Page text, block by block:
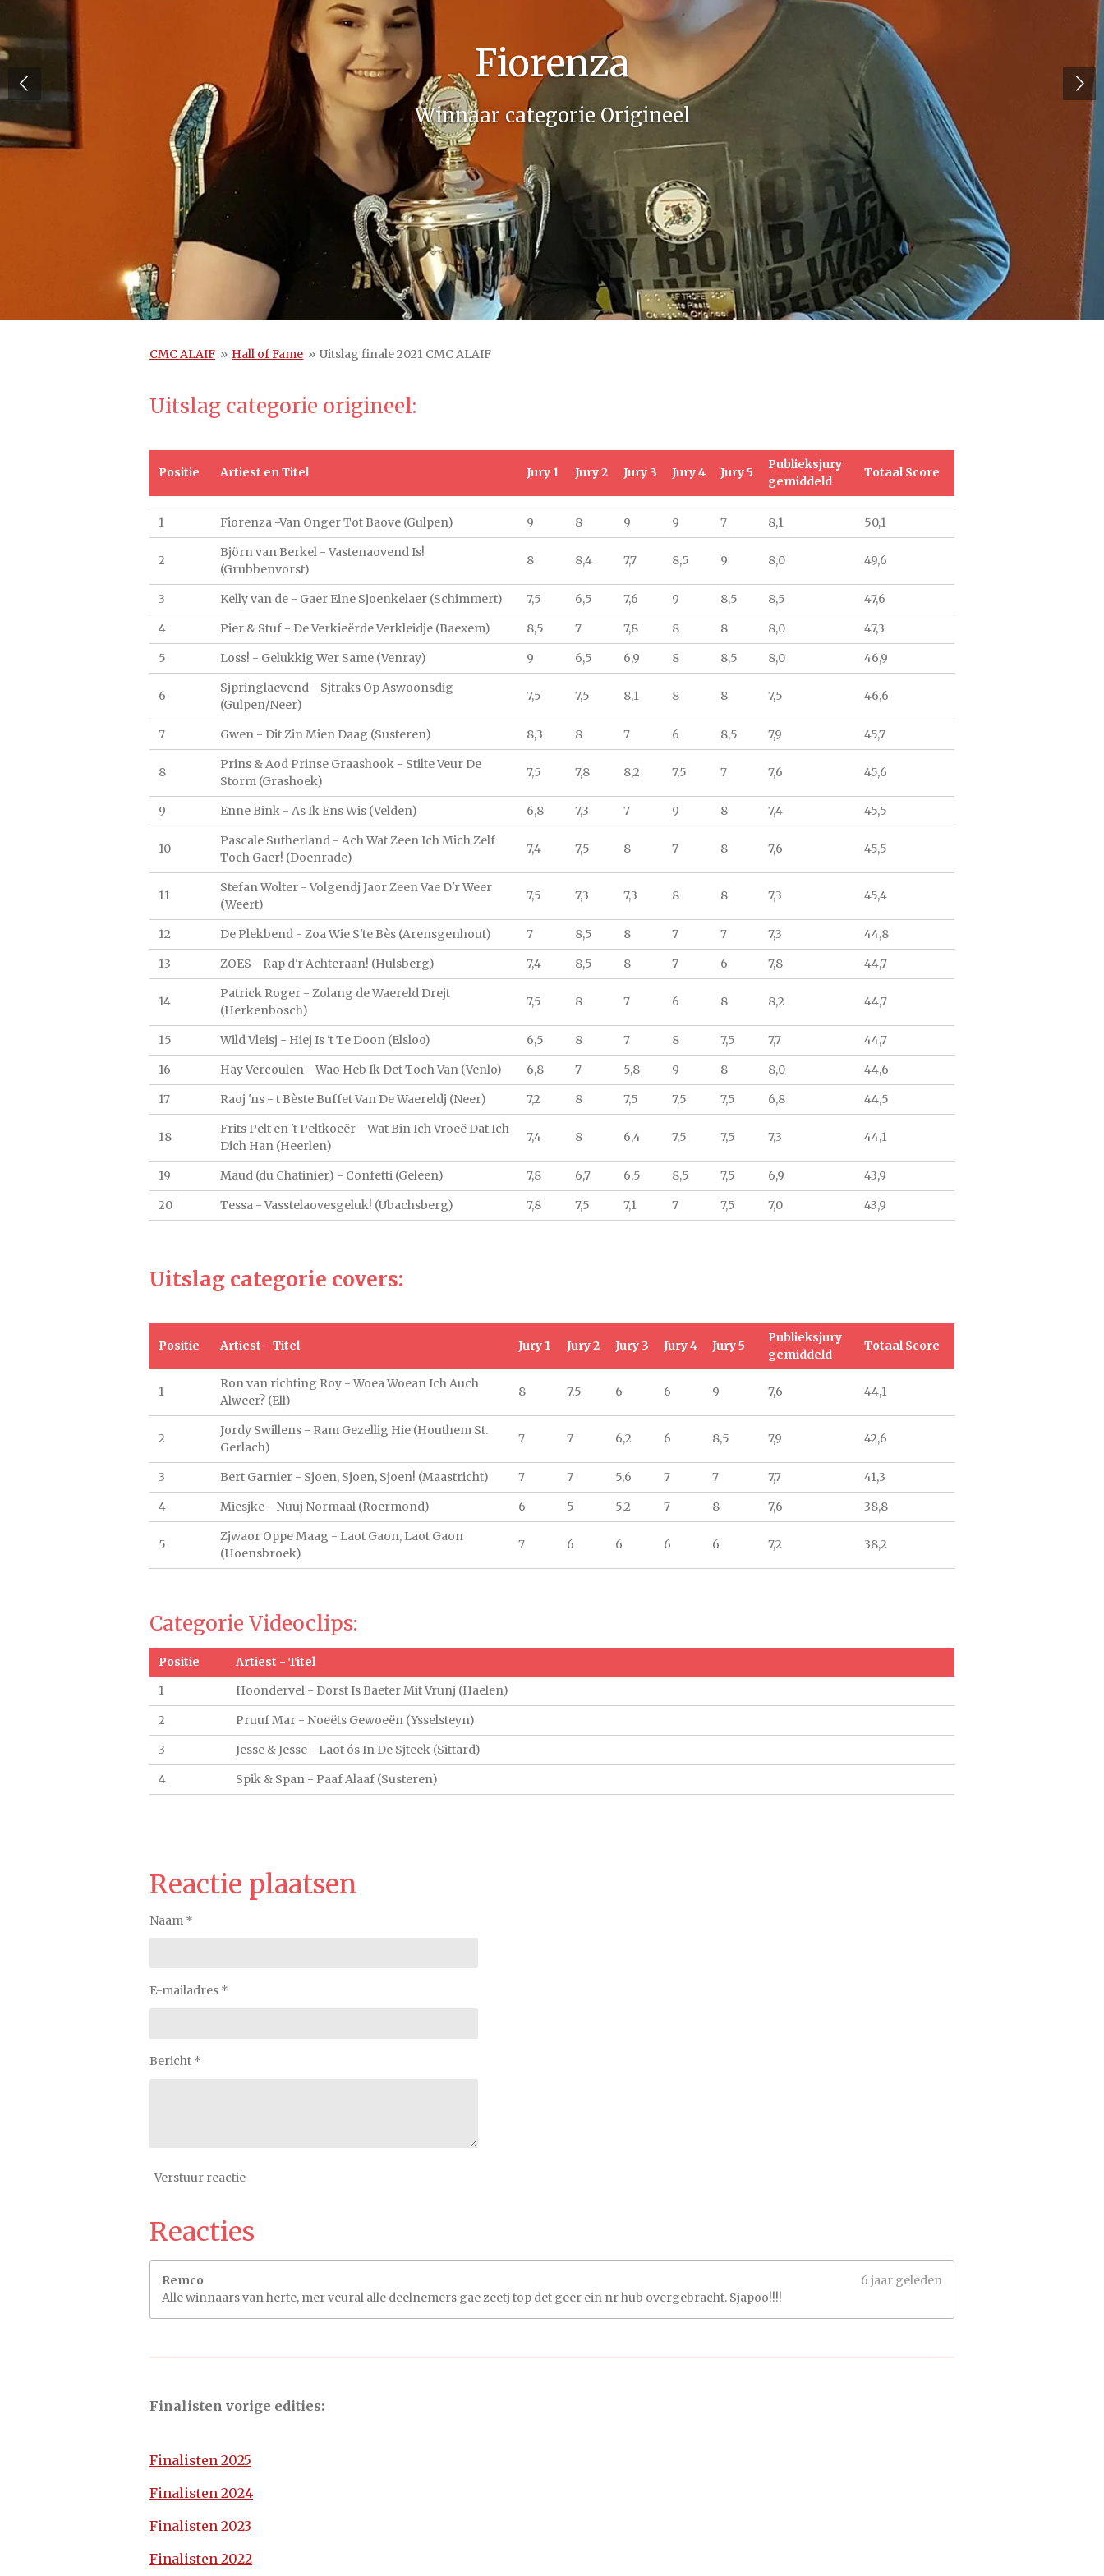
Fiorenza
Winnaar categorie Origineel
CMC ALAIF » Hall of Fame » Uitslag finale 2021 CMC ALAIF
Uitslag categorie origineel:
Positie Artiest en Titel Jury 1 Jury 2 Jury 3 Jury 4 Jury 5
Publieksjury
gemiddeld
Totaal Score
1 Fiorenza -Van Onger Tot Baove (Gulpen) 9 8 9 9 7 8,1 50,1
2
Björn van Berkel - Vastenaovend Is!
(Grubbenvorst)
8 8,4 7,7 8,5 9 8,0 49,6
3 Kelly van de - Gaer Eine Sjoenkelaer (Schimmert) 7,5 6,5 7,6 9 8,5 8,5
47,6
4
Pier & Stuf - De Verkieërde Verkleidje (Baexem) 8,5 7 7,8 8 8 8,0
47,3
5
Loss! - Gelukkig Wer Same (Venray) 9 6,5 6,9 8 8,5 8,0 46,9
6
Sjpringlaevend - Sjtraks Op Aswoonsdig
(Gulpen/Neer)
7,5 7,5 8,1 8 8 7,5 46,6
7 Gwen - Dit Zin Mien Daag (Susteren) 8,3 8 7 6 8,5 7,9 45,7
8
Prins & Aod Prinse Graashook - Stilte Veur De
Storm (Grashoek)
7,5 7,8 8,2 7,5 7 7,6 45,6
9 Enne Bink - As Ik Ens Wis (Velden) 6,8 7,3 7 9 8 7,4 45,5
10
Pascale Sutherland - Ach Wat Zeen Ich Mich Zelf
Toch Gaer! (Doenrade)
7,4 7,5 8 7 8 7,6 45,5
11
Stefan Wolter - Volgendj Jaor Zeen Vae D'r Weer
(Weert)
7,5 7,3 7,3 8 8 7,3 45,4
12 De Plekbend - Zoa Wie S'te Bès (Arensgenhout) 7 8,5 8 7 7 7,3
44,8
13
ZOES - Rap d'r Achteraan! (Hulsberg) 7,4 8,5 8 7 6 7,8 44,7
14
Patrick Roger - Zolang de Waereld Drejt
(Herkenbosch)
7,5 8 7 6 8 8,2 44,7
15 Wild Vleisj - Hiej Is 't Te Doon (Elsloo) 6,5 8 7 8 7,5 7,7
44,7
16
Hay Vercoulen - Wao Heb Ik Det Toch Van (Venlo) 6,8 7 5,8 9 8 8,0
44,6
17
Raoj 'ns - t Bèste Buffet Van De Waereldj (Neer) 7,2 8 7,5 7,5 7,5 6,8 44,5
18
Frits Pelt en 't Peltkoeër - Wat Bin Ich Vroeë Dat Ich
Dich Han (Heerlen)
7,4 8 6,4 7,5 7,5 7,3 44,1
19 Maud (du Chatinier) - Confetti (Geleen) 7,8 6,7 6,5 8,5 7,5 6,9
43,9
20
Tessa - Vasstelaovesgeluk! (Ubachsberg) 7,8 7,5 7,1 7 7,5 7,0 43,9
Uitslag categorie covers:
Positie Artiest - Titel Jury 1 Jury 2 Jury 3 Jury 4 Jury 5
Publieksjury
gemiddeld
Totaal Score
1
Ron van richting Roy - Woea Woean Ich Auch
Alweer? (Ell)
8 7,5 6 6 9 7,6 44,1
2
Jordy Swillens - Ram Gezellig Hie (Houthem St.
Gerlach)
7 7 6,2 6 8,5 7,9 42,6
3 Bert Garnier - Sjoen, Sjoen, Sjoen! (Maastricht) 7 7 5,6 7 7 7,7
41,3
4
Miesjke - Nuuj Normaal (Roermond) 6 5 5,2 7 8 7,6 38,8
5
Zjwaor Oppe Maag - Laot Gaon, Laot Gaon
(Hoensbroek)
7 6 6 6 6 7,2 38,2
Categorie Videoclips:
Positie
Artiest - Titel
1
Hoondervel - Dorst Is Baeter Mit Vrunj (Haelen)
2
Pruuf Mar - Noeëts Gewoeën (Ysselsteyn)
3
Jesse & Jesse - Laot ós In De Sjteek (Sittard)
4
Spik & Span - Paaf Alaaf (Susteren)
Reactie plaatsen
Naam *
E-mailadres *
Bericht *
Verstuur reactie
Reacties
Remco
6 jaar geleden
Alle winnaars van herte, mer veural alle deelnemers gae zeetj top det geer ein nr hub overgebracht. Sjapoo!!!!
Finalisten vorige edities:
Finalisten 2025
Finalisten 2024
Finalisten 2023
Finalisten 2022